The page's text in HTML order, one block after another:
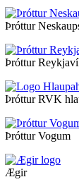
Þróttur
Þróttur
Þróttur RVK
Þróttur Vogum
Ægir